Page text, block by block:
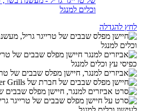
לחץ להגדלה